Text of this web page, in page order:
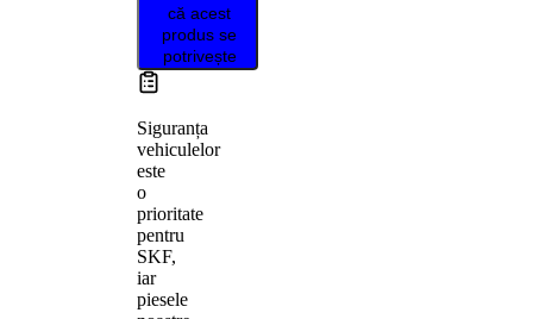
că acest
produs se
potrivește
Siguranța
vehiculelor
este
o
prioritate
pentru
SKF,
iar
piesele